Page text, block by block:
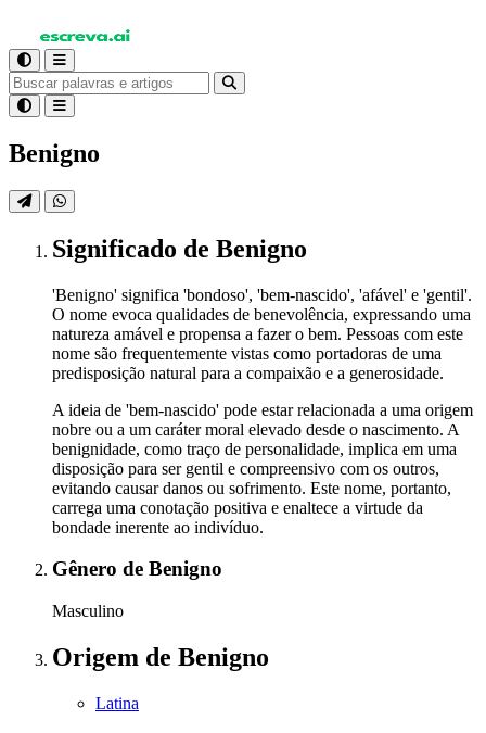
Benigno
Significado de Benigno
'Benigno' significa 'bondoso', 'bem-nascido', 'afável' e 'gentil'.
O nome evoca qualidades de benevolência, expressando uma
natureza amável e propensa a fazer o bem. Pessoas com este
nome são frequentemente vistas como portadoras de uma
predisposição natural para a compaixão e a generosidade.
A ideia de 'bem-nascido' pode estar relacionada a uma origem
nobre ou a um caráter moral elevado desde o nascimento. A
benignidade, como traço de personalidade, implica em uma
disposição para ser gentil e compreensivo com os outros,
evitando causar danos ou sofrimento. Este nome, portanto,
carrega uma conotação positiva e enaltece a virtude da
bondade inerente ao indivíduo.
Gênero de Benigno
Masculino
Origem de Benigno
Latina